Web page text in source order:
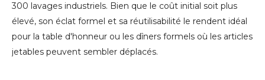
300 lavages industriels. Bien que le coût initial soit plus
élevé, son éclat formel et sa réutilisabilité le rendent idéal
pour la table d'honneur ou les dîners formels où les articles
jetables peuvent sembler déplacés.